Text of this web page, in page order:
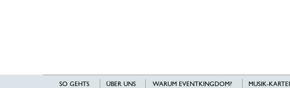
SO GEHTS ÜBER UNS WARUM EVENTKINGDOM? MUSIK-